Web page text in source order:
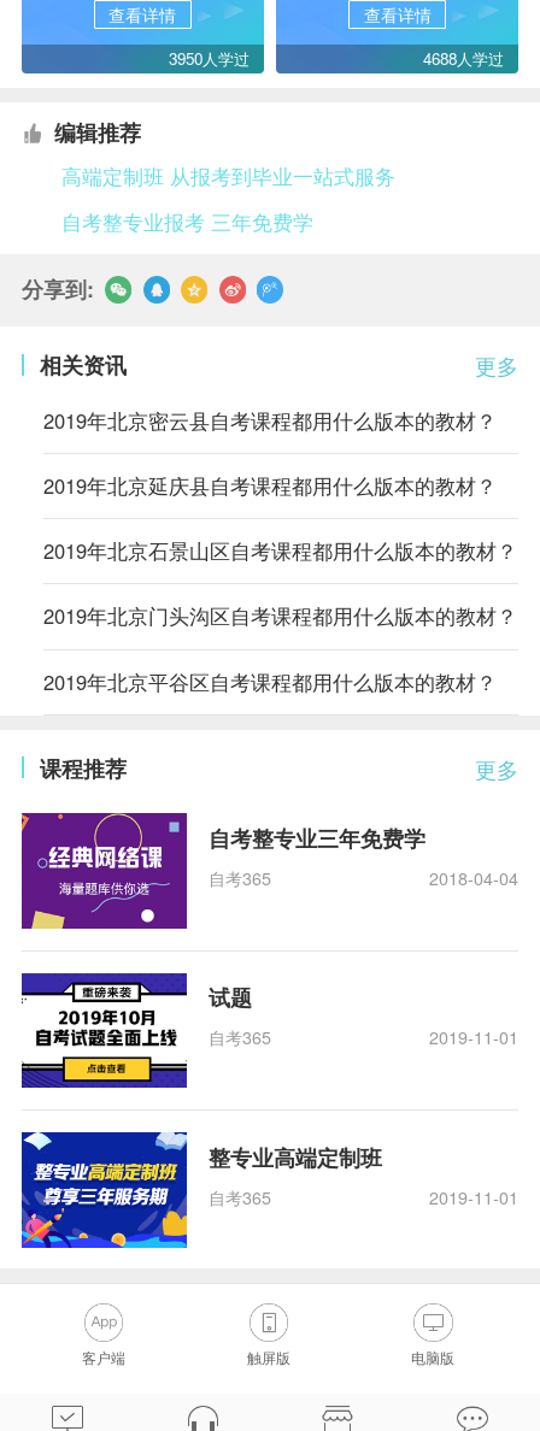
查看详情
3950人学过
查看详情
4688人学过
编辑推荐
高端定制班 从报考到毕业一站式服务
自考整专业报考 三年免费学
分享到:
更多
相关资讯
2019年北京密云县自考课程都用什么版本的教材？
2019年北京延庆县自考课程都用什么版本的教材？
2019年北京石景山区自考课程都用什么版本的教材？
2019年北京门头沟区自考课程都用什么版本的教材？
2019年北京平谷区自考课程都用什么版本的教材？
更多
课程推荐
自考整专业三年免费学
自考365 2018-04-04
试题
自考365 2019-11-01
整专业高端定制班
自考365 2019-11-01
客户端 触屏版 电脑版